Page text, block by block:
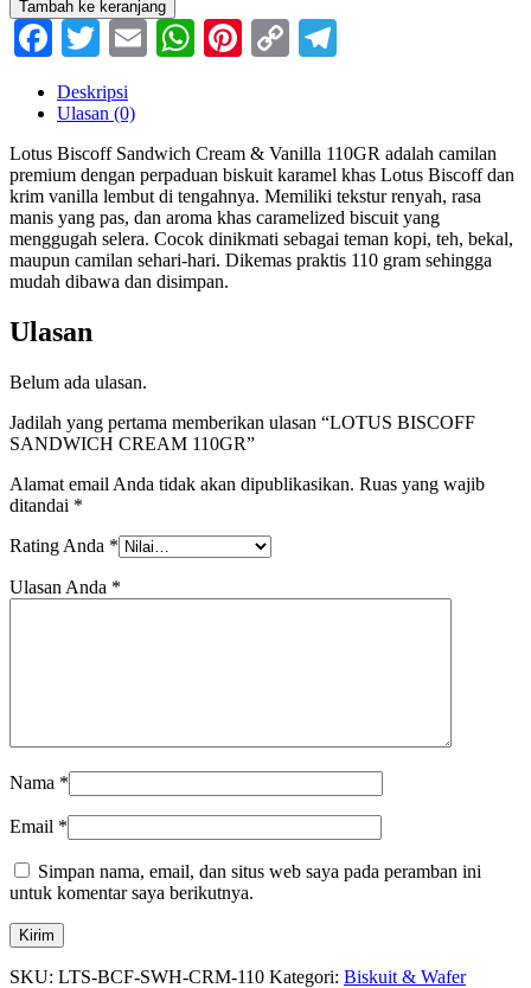
Tambah ke keranjang
Facebook
Twitter
EmailWhatsApp
Pinterest
Copy
Deskripsi
Ulasan (0)
Lotus Biscoff Sandwich Cream & Vanilla 110GR adalah camilan
premium dengan perpaduan biskuit karamel khas Lotus Biscoff dan
krim vanilla lembut di tengahnya. Memiliki tekstur renyah, rasa
manis yang pas, dan aroma khas caramelized biscuit yang
menggugah selera. Cocok dinikmati sebagai teman kopi, teh, bekal,
maupun camilan sehari-hari. Dikemas praktis 110 gram sehingga
mudah dibawa dan disimpan.
Ulasan
Belum ada ulasan.
Jadilah yang pertama memberikan ulasan “LOTUS BISCOFF
SANDWICH CREAM 110GR”
Alamat email Anda tidak akan dipublikasikan. Ruas yang wajib
ditandai *
Rating Anda *
Ulasan Anda *
Nama *
Email *
Simpan nama, email, dan situs web saya pada peramban ini
untuk komentar saya berikutnya.
SKU: LTS-BCF-SWH-CRM-110 Kategori: Biskuit & Wafer